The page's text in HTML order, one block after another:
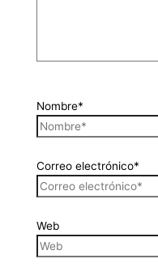
Nombre*
Correo electrónico*
Web